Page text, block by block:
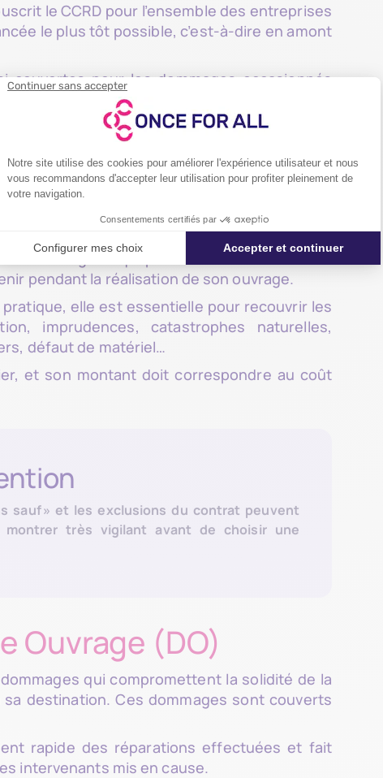
le CCRD pour l’ensemble des entreprises
le plus tôt possible, c’est-à-dire en amont
couvertes pour les dommages occasionnés
décennale.
Tous Risques
assurance qui s’adresse particulièrement aux
d’Ouvrage et qui permet d’être couvert des
pendant la réalisation de son ouvrage.
elle est essentielle pour recouvrir les
imprudences, catastrophes naturelles,
défaut de matériel…
et son montant doit correspondre au coût
sauf » et les exclusions du contrat peuvent
très vigilant avant de choisir une
Ouvrage (DO)
qui compromettent la solidité de la
destination. Ces dommages sont couverts
rapide des réparations effectuées et fait
intervenants mis en cause.